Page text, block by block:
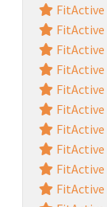
FitActive
FitActive
FitActive
FitActive
FitActive
FitActive
FitActive
FitActive
FitActive
FitActive